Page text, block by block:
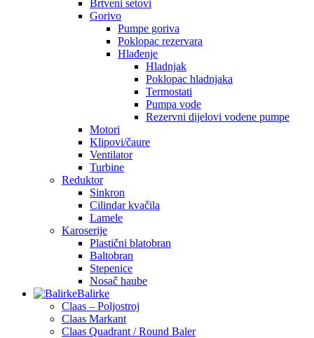
Brtveni setovi
Gorivo
Pumpe goriva
Poklopac rezervara
Hlađenje
Hladnjak
Poklopac hladnjaka
Termostati
Pumpa vode
Rezervni dijelovi vodene pumpe
Motori
Klipovi/čaure
Ventilator
Turbine
Reduktor
Sinkron
Cilindar kvačila
Lamele
Karoserije
Plastični blatobran
Baltobran
Stepenice
Nosač haube
Balirke
Claas – Poljostroj
Claas Markant
Claas Quadrant / Round Baler